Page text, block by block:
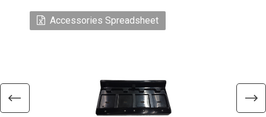
Accessories Spreadsheet